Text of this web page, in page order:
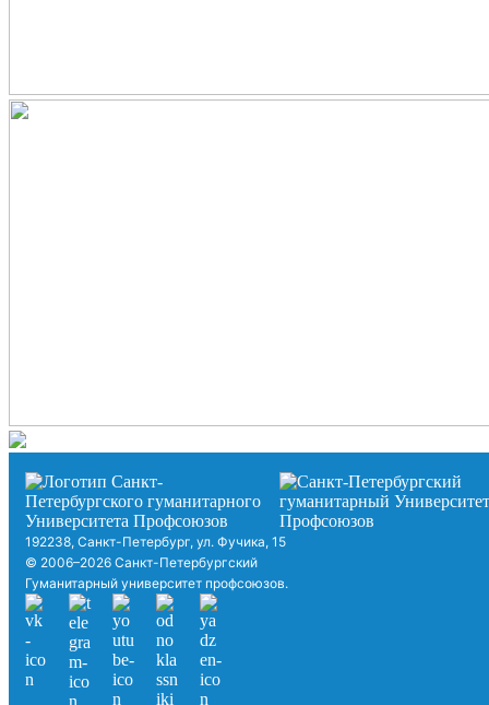
192238, Санкт-Петербург, ул. Фучика, 15
© 2006–2026 Санкт-Петербургский
Гуманитарный университет профсоюзов.